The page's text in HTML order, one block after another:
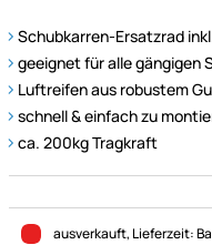
Schubkarren-Ersatzrad
geeignet für alle gängigen
Luftreifen aus robustem
schnell & einfach zu
ca. 200kg Tragkraft
ausverkauft, Lieferzeit: